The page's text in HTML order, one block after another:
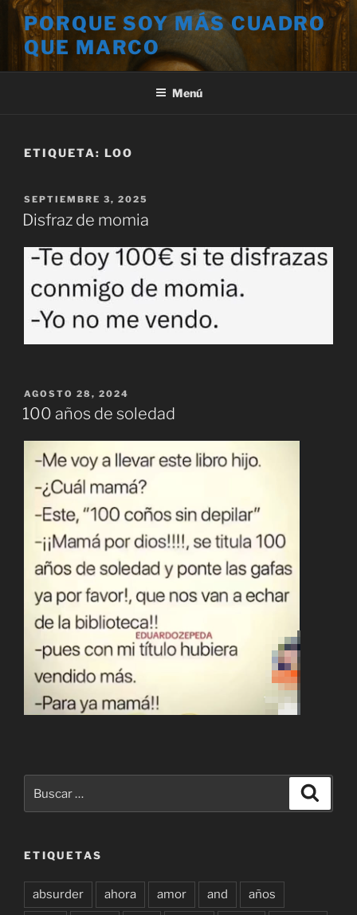
Saltar
contenido
PORQUE SOY MÁS CUADRO
QUE MARCO
Menú
ETIQUETA: LOO
PUBLICADO
EL
SEPTIEMBRE 3, 2025
Disfraz de momia
PUBLICADO
EL
AGOSTO 28, 2024
100 años de soledad
por:
ETIQUETAS
absurder ahora amor and años